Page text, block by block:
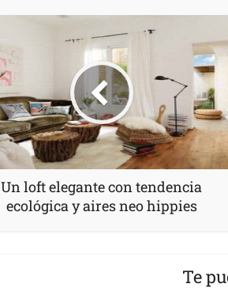
Un loft elegante con tendencia
ecológica y aires neo hippies
Te